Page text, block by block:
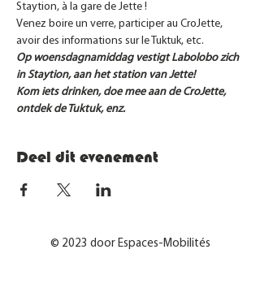
Staytion, à la gare de Jette !
Venez boire un verre, participer au CroJette,
avoir des informations sur le Tuktuk, etc.
Op woensdagnamiddag vestigt Labolobo zich
in Staytion, aan het station van Jette!
Kom iets drinken, doe mee aan de CroJette,
ontdek de Tuktuk, enz.
Deel dit evenement
© 2023 door Espaces-Mobilités